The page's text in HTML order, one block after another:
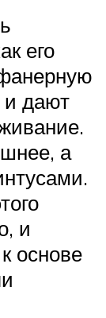
его
и дают
а
и
основе